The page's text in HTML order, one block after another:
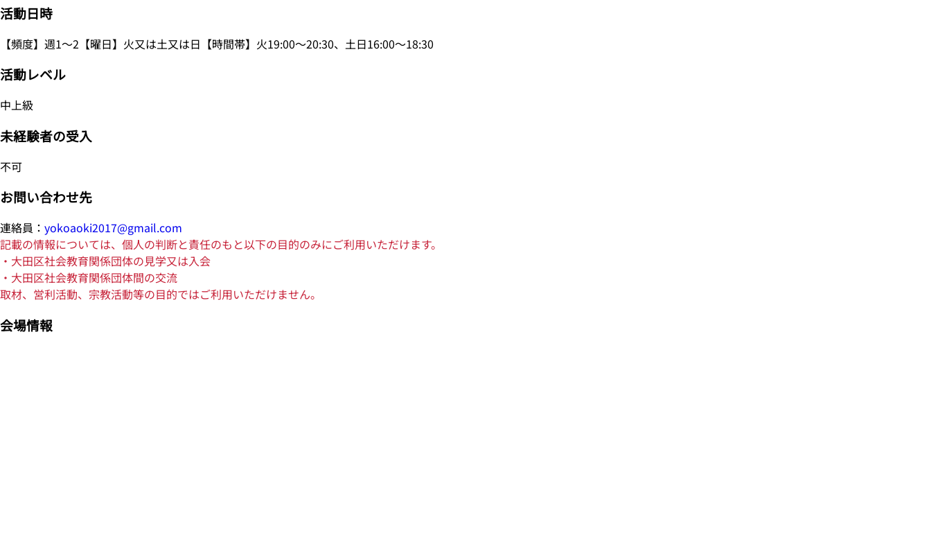
活動日時
【頻度】週1～2【曜日】火又は土又は日【時間帯】火19:00～20:30、土日16:00～18:30
活動レベル
中上級
未経験者の受入
不可
お問い合わせ先
連絡員： yokoaoki2017@gmail.com
記載の情報については、個人の判断と責任のもと以下の目的のみにご利用いただけます。
・大田区社会教育関係団体の見学又は入会
・大田区社会教育関係団体間の交流
取材、営利活動、宗教活動等の目的ではご利用いただけません。
会場情報